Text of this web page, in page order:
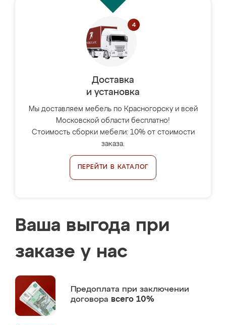
Доставка
и установка
Мы доставляем мебель по Красногорску и всей
Московской области бесплатно!
Стоимость сборки мебели: 10% от стоимости
заказа.
ПЕРЕЙТИ В КАТАЛОГ
Ваша выгода при
заказе у нас
Предоплата при заключении
договора всего 10%